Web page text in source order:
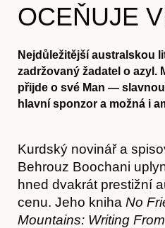
OCEŇUJE
Nejdůležitější australskou
zadržovaný žadatel o azyl.
přijde o své Man —
hlavní sponzor a možná i
Kurdský novinář a
Behrouz Boochani
hned dvakrát prestižní
cenu. Jeho kniha No
Mountains: Writing